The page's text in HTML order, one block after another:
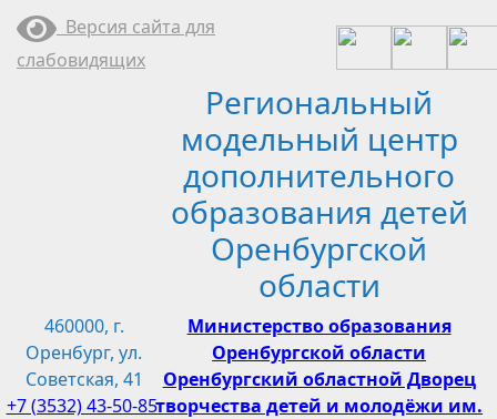
Перейти
содержимому
Версия сайта для
слабовидящих
Региональный
модельный центр
дополнительного
образования детей
Оренбургской
области
460000, г.
Оренбург, ул.
Советская, 41
+7 (3532) 43-50-85
Министерство образования
Оренбургской области
Оренбургский областной Дворец
творчества детей и молодёжи им.